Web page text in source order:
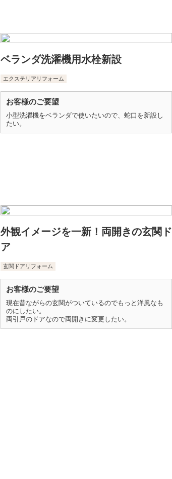
ベランダ洗濯機用水栓新設
エクステリアリフォーム
お客様のご要望
小型洗濯機をベランダで使いたいので、蛇口を新設し
たい。
外観イメージを一新！両開きの玄関ド
ア
玄関ドアリフォーム
お客様のご要望
現在昔ながらの玄関がついているのでもっと洋風なも
のにしたい。
両引戸のドアなので両開きに変更したい。